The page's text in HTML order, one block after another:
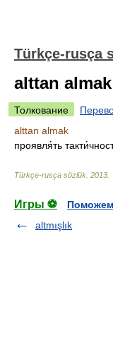
Türkçe-rusça
alttan almak
Толкование
alttan almak
проявля́ть
Türkçe-rusça sözlük 2013
Игры ⚽
altmışlık